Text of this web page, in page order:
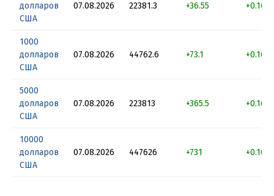
долларов
США
07.08.2026 22381.3 +36.55
1000
долларов
США
07.08.2026 44762.6 +73.1
5000
долларов
США
07.08.2026 223813 +365.5
10000
долларов
США
07.08.2026 447626 +731